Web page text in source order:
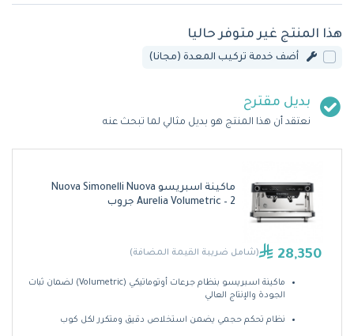
هذا المنتج غير متوفر حاليا
أضف خدمة تركيب المعدة (مجانا)
بديل مقترح
نعتقد أن هذا المنتج هو بديل مثالي لما تبحث عنه
ماكينة اسبريسو Nuova Simonelli Nuova
Aurelia Volumetric – 2 جروب
28,350 (شامل ضريبة القيمة المضافة)
ماكينة اسبريسو بنظام جرعات أوتوماتيكي (Volumetric) لضمان ثبات
الجودة والإنتاج العالي
نظام تحكم حجمي يضمن استخلاص دقيق ومتكرر لكل كوب